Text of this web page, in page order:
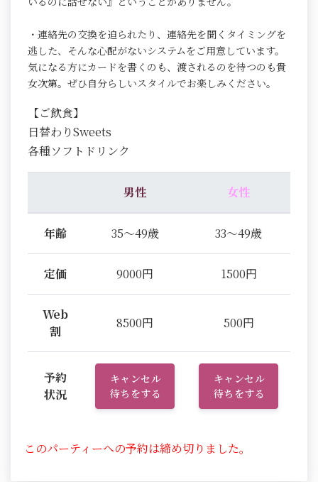
・連絡先の交換を迫られたり、連絡先を聞くタイミングを
逃した、そんな心配がないシステムをご用意しています。
気になる方にカードを書くのも、渡されるのを待つのも貴
女次第。ぜひ自分らしいスタイルでお楽しみください。
【ご飲食】
日替わりSweets
各種ソフトドリンク
男性 女性
年齢 35～49歳 33～49歳
定価 9000円 1500円
Web
割
8500円 500円
予約
状況
キャンセル
待ちをする
キャンセル
待ちをする
このパーティーへの予約は締め切りました。